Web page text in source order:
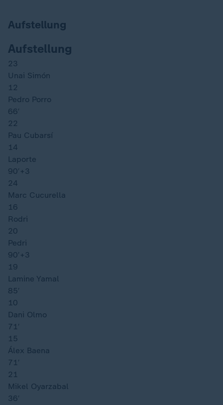
Aufstellung
Aufstellung
23
Unai Simón
12
Pedro Porro
66′
22
Pau Cubarsí
14
Laporte
90′ +3
24
Marc Cucurella
16
Rodri
20
Pedri
90′ +3
19
Lamine Yamal
85′
10
Dani Olmo
71′
15
Álex Baena
71′
21
Mikel Oyarzabal
36′